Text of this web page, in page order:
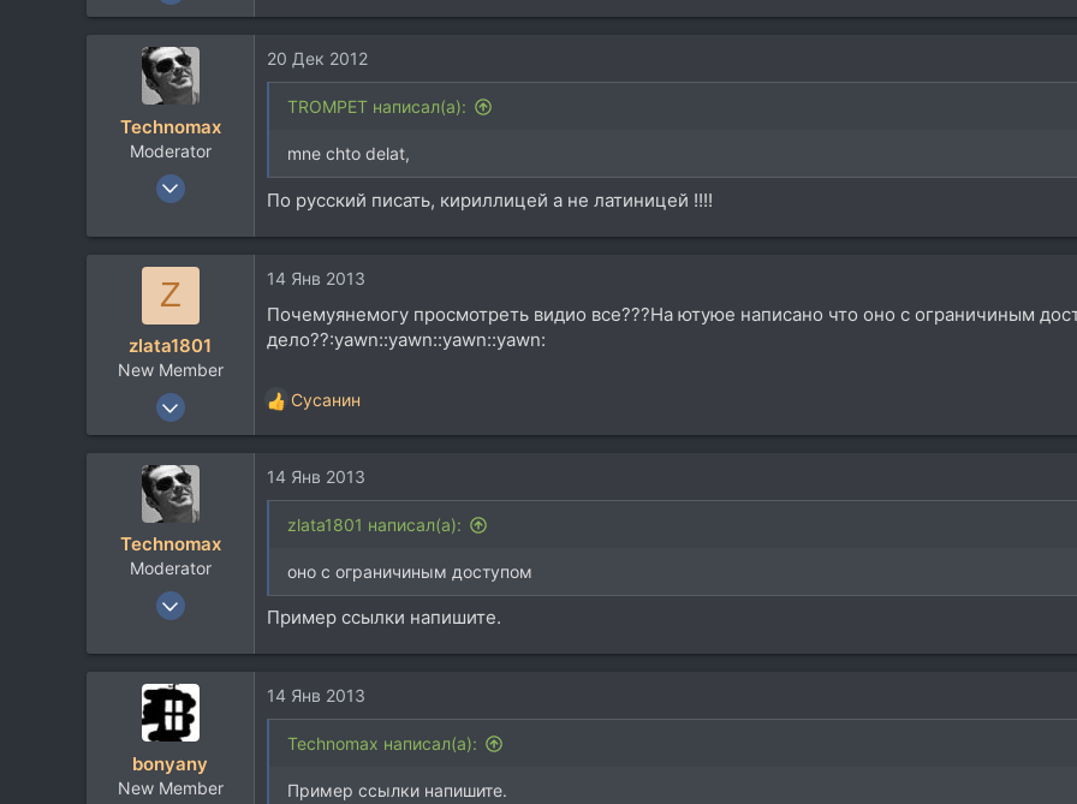
1.586
г. Новочеркасск
Technomax
Moderator
26 Дек 2002
724
20 Дек 2012
TROMPET написал(а):
mne chto delat,
По русский писать, кириллицей а не латиницей !!!!
Z
zlata1801
New Member
15 Дек 2012
14 Янв 2013
Почемуянемогу просмотреть видио все???На ютуюе написано что оно с ограничиным
дело??:yawn::yawn::yawn::yawn:
Р
е
к
ц
Сусанин
Technomax
Moderator
26 Дек 2002
724
Питер
14 Янв 2013
zlata1801 написал(а):
оно с ограничиным доступом
Пример ссылки напишите.
bonyany
New Member
14 Янв 2013
Technomax написал(а):
Пример ссылки напишите.